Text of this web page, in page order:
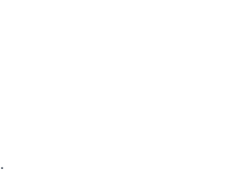
.